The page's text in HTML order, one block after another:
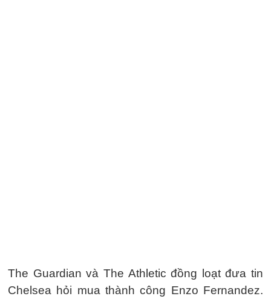
The Guardian và The Athletic đồng loạt đưa tin
Chelsea hỏi mua thành công Enzo Fernandez.